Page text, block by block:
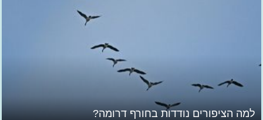
למה הציפורים נודדות בחורף דרומה?